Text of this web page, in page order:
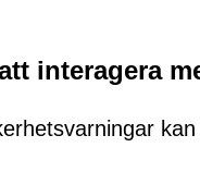
interagera